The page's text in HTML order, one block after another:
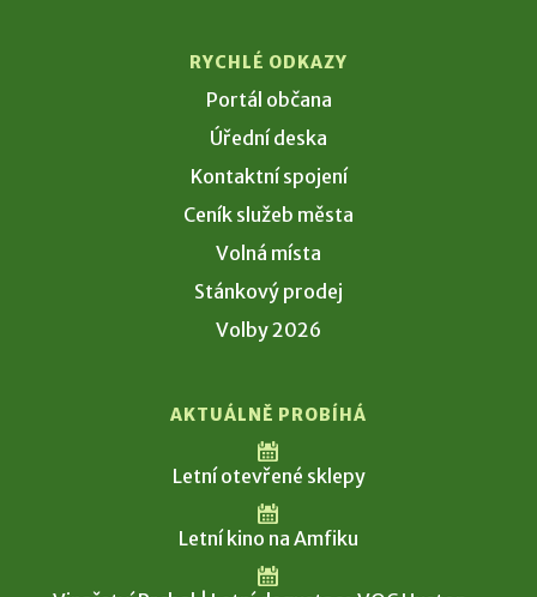
RYCHLÉ ODKAZY
Portál občana
Úřední deska
Kontaktní spojení
Ceník služeb města
Volná místa
Stánkový prodej
Volby 2026
AKTUÁLNĚ PROBÍHÁ
Letní otevřené sklepy
Letní kino na Amfiku